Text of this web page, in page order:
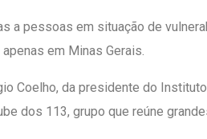
a pessoas em situação de
em Minas Gerais.
Coelho, da presidente do
dos 113, grupo que reúne